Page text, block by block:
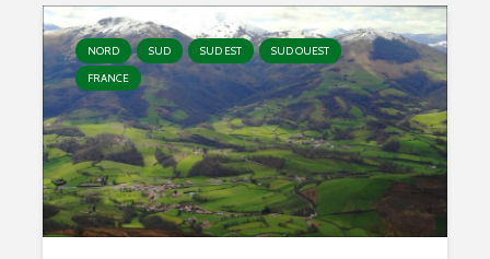
NORD SUD SUD EST
SUD OUEST
FRANCE